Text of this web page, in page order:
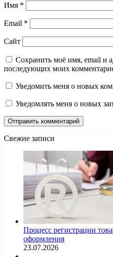
Имя *
Email *
Сайт
Сохранить моё имя, email и
последующих моих
Уведомить меня о новых
Уведомлять меня о новых
Свежие записи
Процесс регистрации
оформления
23.07.2026